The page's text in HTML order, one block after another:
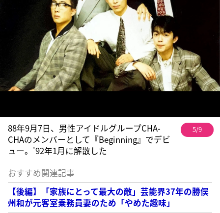
88年9月7日、男性アイドルグループCHA-
CHAのメンバーとして『Beginning』でデビ
ュー。'92年1月に解散した
5/9
おすすめ関連記事
【後編】「家族にとって最大の敵」芸能界37年の勝俣
州和が元客室乗務員妻のため「やめた趣味」